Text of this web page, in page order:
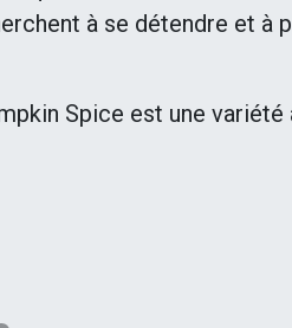
à se détendre et à
Spice est une